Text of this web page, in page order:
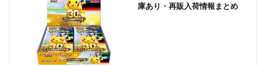
庫あり・再販入荷情報まとめ